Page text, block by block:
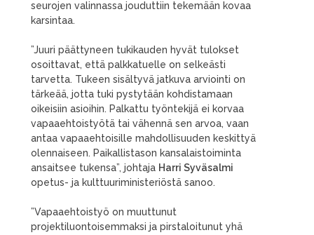
seurojen valinnassa jouduttiin tekemään kovaa
karsintaa.
”Juuri päättyneen tukikauden hyvät tulokset
osoittavat, että palkkatuelle on selkeästi
tarvetta. Tukeen sisältyvä jatkuva arviointi on
tärkeää, jotta tuki pystytään kohdistamaan
oikeisiin asioihin. Palkattu työntekijä ei korvaa
vapaaehtoistyötä tai vähennä sen arvoa, vaan
antaa vapaaehtoisille mahdollisuuden keskittyä
olennaiseen. Paikallistason kansalaistoiminta
ansaitsee tukensa”, johtaja Harri Syväsalmi
opetus- ja kulttuuriministeriöstä sanoo.
”Vapaaehtoistyö on muuttunut
projektiluontoisemmaksi ja pirstaloitunut yhä